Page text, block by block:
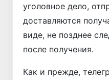
уголовное дело,
доставляются
виде, не позднее
после получения.
Как и прежде,